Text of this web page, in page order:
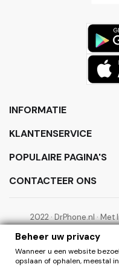
INFORMATIE
KLANTENSERVICE
POPULAIRE PAGINA'S
CONTACTEER ONS
2022 · DrPhone.nl ·
Beheer uw privacy
Wanneer u een website
opslaan of ophalen, meestal